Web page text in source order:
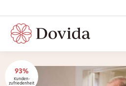
93%
Kunden-
zufriedenheit